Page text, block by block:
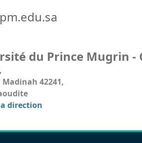
du Prince Mugrin -
42241,
direction